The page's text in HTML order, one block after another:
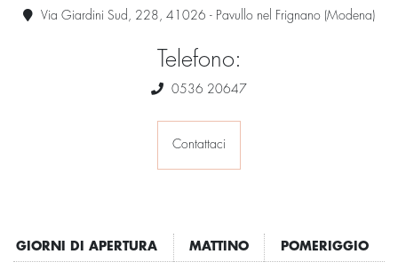
Via Giardini Sud, 228, 41026 - Pavullo nel Frignano (Modena)
Telefono:
0536 20647
Contattaci
GIORNI DI APERTURA MATTINO POMERIGGIO